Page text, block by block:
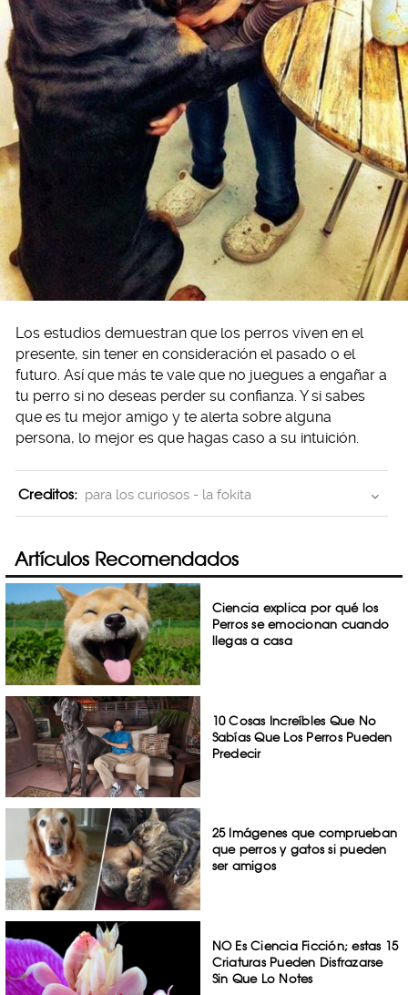
Los estudios demuestran que los perros viven en el
presente, sin tener en consideración el pasado o el
futuro. Así que más te vale que no juegues a engañar a
tu perro si no deseas perder su confianza. Y si sabes
que es tu mejor amigo y te alerta sobre alguna
persona, lo mejor es que hagas caso a su intuición.
Creditos: para los curiosos - la fokita
Artículos Recomendados
Ciencia explica por qué los
Perros se emocionan cuando
llegas a casa
10 Cosas Increíbles Que No
Sabías Que Los Perros Pueden
Predecir
25 Imágenes que comprueban
que perros y gatos si pueden
ser amigos
NO Es Ciencia Ficción; estas 15
Criaturas Pueden Disfrazarse
Sin Que Lo Notes